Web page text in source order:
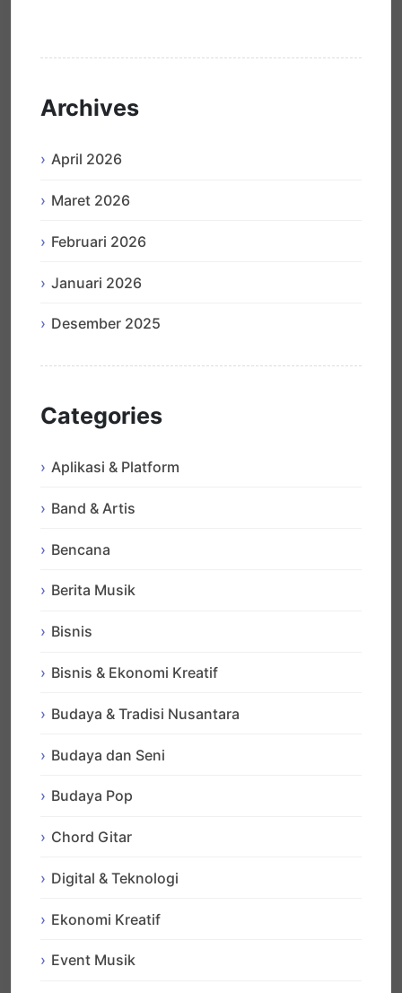
Archives
April 2026
Maret 2026
Februari 2026
Januari 2026
Desember 2025
Categories
Aplikasi & Platform
Band & Artis
Bencana
Berita Musik
Bisnis
Bisnis & Ekonomi Kreatif
Budaya & Tradisi Nusantara
Budaya dan Seni
Budaya Pop
Chord Gitar
Digital & Teknologi
Ekonomi Kreatif
Event Musik